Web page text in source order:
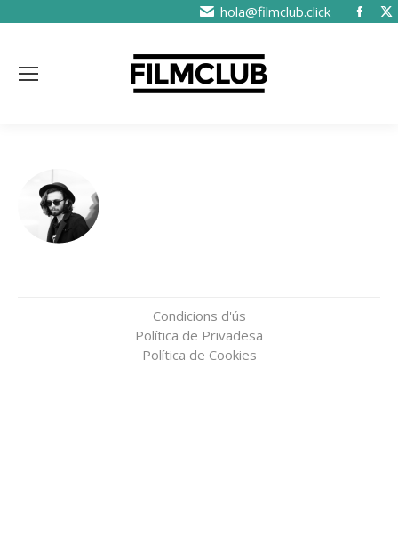
hola@filmclub.click
Condicions d'ús
Política de Privadesa
Política de Cookies